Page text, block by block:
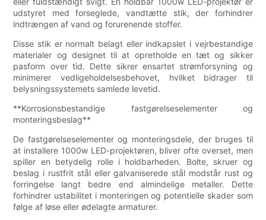
udstyret med forseglede, vandtætte stik, der forhindrer
indtrængen af ​​vand og forurenende stoffer.
Disse stik er normalt belagt eller indkapslet i vejrbestandige
materialer og designet til at opretholde en tæt og sikker
pasform over tid. Dette sikrer ensartet strømforsyning og
minimerer vedligeholdelsesbehovet, hvilket bidrager til
belysningssystemets samlede levetid.
**Korrosionsbestandige fastgørelseselementer og
monteringsbeslag**
De fastgørelseselementer og monteringsdele, der bruges til
at installere 1000w LED-projektøren, bliver ofte overset, men
spiller en betydelig rolle i holdbarheden. Bolte, skruer og
beslag i rustfrit stål eller galvaniserede stål modstår rust og
forringelse langt bedre end almindelige metaller. Dette
forhindrer ustabilitet i monteringen og potentielle skader som
følge af løse eller ødelagte armaturer.